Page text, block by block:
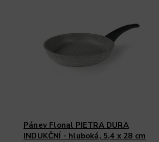
Pánev Flonal PIETRA DURA
INDUKČNÍ - hluboká, 5,4 x 28 cm